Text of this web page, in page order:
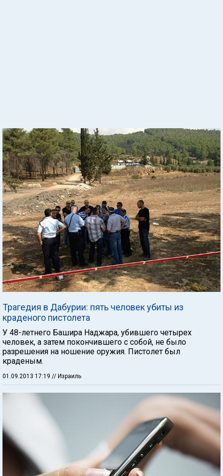
Трагедия в Дабурии: пять человек убиты из
краденого пистолета
У 48-летнего Башира Наджара, убившего четырех
человек, а затем покончившего с собой, не было
разрешения на ношение оружия. Пистолет был
краденым.
01.09.2013 17:19 // Израиль